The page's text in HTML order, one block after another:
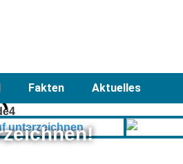
Fakten Aktuelles